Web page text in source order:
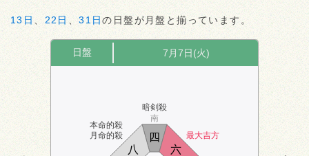
13日 22日 、31日の日盤が月盤と揃っています。
日盤 7月7日(火)
本命的殺
月命的殺
暗剣殺
最大吉方
南
六
八
四